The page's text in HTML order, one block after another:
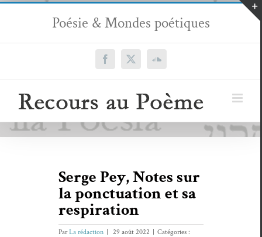
Passer
contenu
Poésie & Mondes poétiques
Facebook
X SoundCloud
Serge Pey, Notes sur
la ponctuation et sa
respiration
ParLa rédaction 29 août 2022
Catégories :